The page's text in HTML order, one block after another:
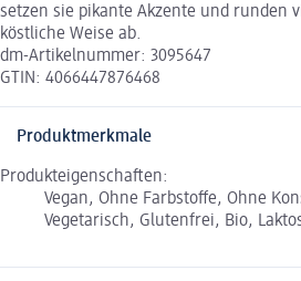
setzen sie pikante Akzente und runden
köstliche Weise ab.
dm-Artikelnummer: 3095647
GTIN: 4066447876468
Produktmerkmale
Produkteigenschaften:
Vegan, Ohne Farbstoffe, Ohne
Vegetarisch, Glutenfrei, Bio,